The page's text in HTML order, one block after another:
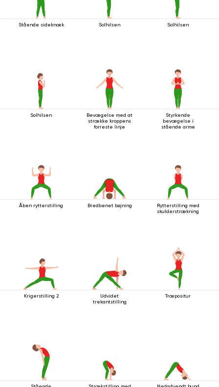
Stående sideknæk Solhilsen Solhilsen
Solhilsen
Bevægelse med at
strække kroppens
forreste linje
Styrkende
bevægelse i
stående arme
Åben rytterstilling Bredbenet bøjning
Rytterstilling med
skulderstrækning
Krigerstilling 2
Udvidet
trekantstilling
Træpositur